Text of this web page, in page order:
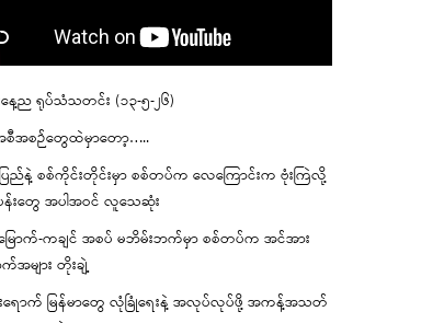
နေ့ည ရုပ်သံသတင်း (၁၃-၅-၂၆)
စီအစဉ်တွေထဲမှာတော့…..
ပြည်နဲ့ စစ်ကိုင်းတိုင်းမှာ စစ်တပ်က လေကြောင်းက ဗုံးကြဲလို့
းတွေ အပါအဝင် လူသေဆုံး
မြောက်-ကချင် အစပ် မဘိမ်းဘက်မှာ စစ်တပ်က အင်အား
အများ တိုးချဲ့
ရောက် မြန်မာတွေ လုံခြုံရေးနဲ့ အလုပ်လုပ်ဖို့ အကန့်အသတ်